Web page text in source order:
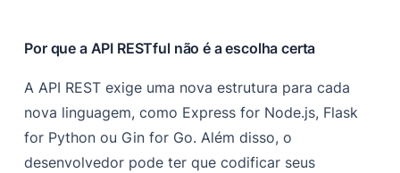
Por que a API RESTful não é a escolha certa
A API REST exige uma nova estrutura para cada
nova linguagem, como Express for Node.js, Flask
for Python ou Gin for Go. Além disso, o
desenvolvedor pode ter que codificar seus